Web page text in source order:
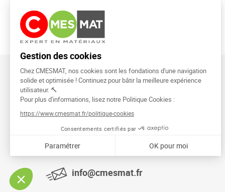
CMESMAT
91026 EVRY COURCOURONNES
info@cmesmat.fr